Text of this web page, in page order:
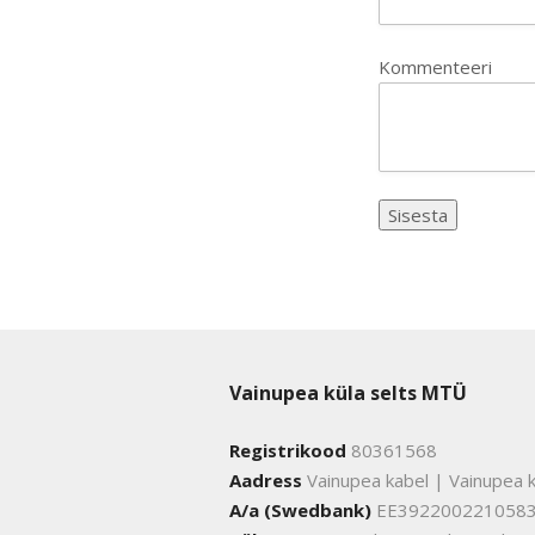
Kommenteeri
Vainupea küla selts MTÜ
Registrikood 80361568
Aadress Vainupea kabel |
A/a (Swedbank)